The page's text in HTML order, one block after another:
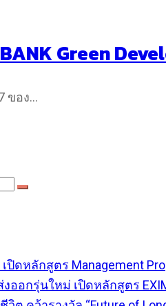
Green
ของ…
เปิดหลักสูตร Management
งออกรุ่นใหม่ เปิดหลักสูตร